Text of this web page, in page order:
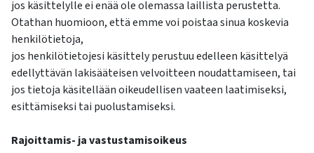
jos käsittelylle ei enää ole olemassa laillista perustetta.
Otathan huomioon, että emme voi poistaa sinua koskevia
henkilötietoja,
jos henkilötietojesi käsittely perustuu edelleen käsittelyä
edellyttävän lakisääteisen velvoitteen noudattamiseen, tai
jos tietoja käsitellään oikeudellisen vaateen laatimiseksi,
esittämiseksi tai puolustamiseksi.
Rajoittamis- ja vastustamisoikeus